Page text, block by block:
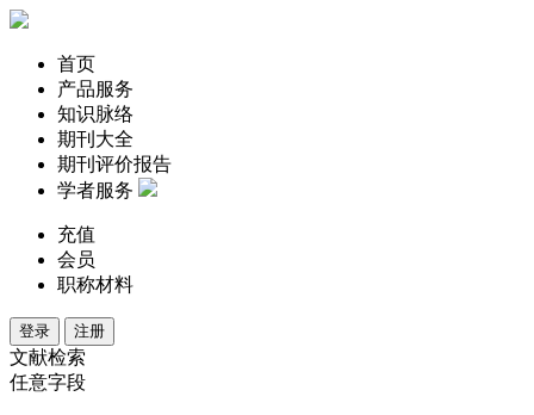
首页
产品服务
知识脉络
期刊大全
期刊评价报告
学者服务
充值
会员
职称材料
登录 注册
文献检索
任意字段